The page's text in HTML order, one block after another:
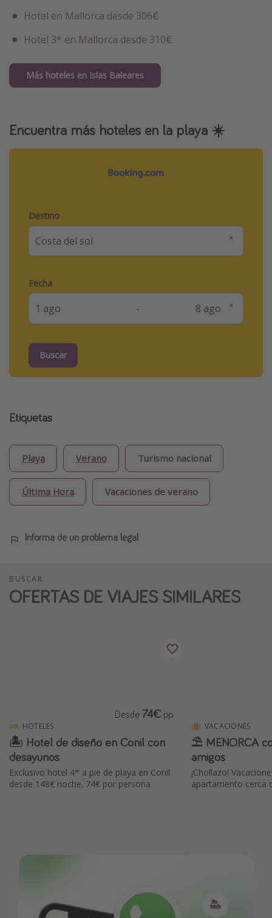
Hotel en Mallorca desde 306€
Hotel 3* en Mallorca desde 310€
Más hoteles en Islas Baleares
Encuentra más hoteles en la playa ☀️
Destino
Fecha
-
Buscar
Etiquetas
Playa Verano Turismo nacional
Última Hora Vacaciones de verano
Informa de un problema legal
BUSCAR
OFERTAS DE VIAJES SIMILARES
HOTELES
🏝 Hotel de diseño en Conil con
desayunos
Exclusivo hotel 4* a pie de playa en Conil
desde 148€ noche, 74€ por persona
Desde 74€ pp
VACACIONES
⛱️ MENORCA
amigos
¡Chollazo!
apartamento cerca